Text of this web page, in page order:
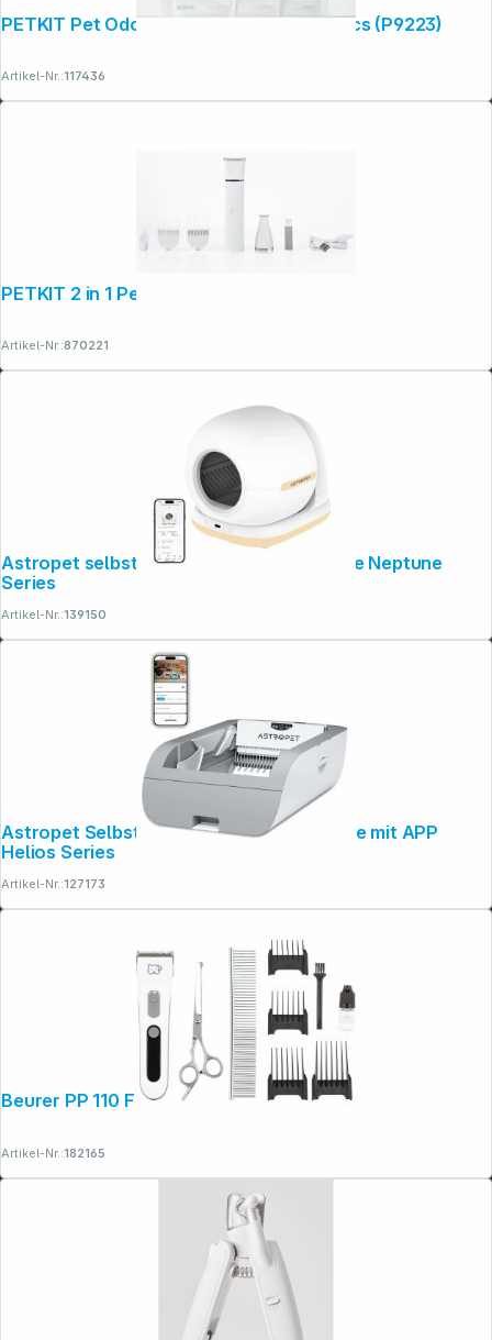
PETKIT Pet Odor Eliminator N50 2.0 - 3pcs (P9223)
Artikel-Nr.:117436
Artikel-Nr.:870221
Astropet selbstreinigende Katzen toilette Neptune
Series
Artikel-Nr.:139150
Astropet Selbstreinigende Katzen toilette mit APP
Helios Series
Artikel-Nr.:127173
Beurer PP 110 Fluffy Fellschneider
Artikel-Nr.:182165
Folgen Sie uns auf